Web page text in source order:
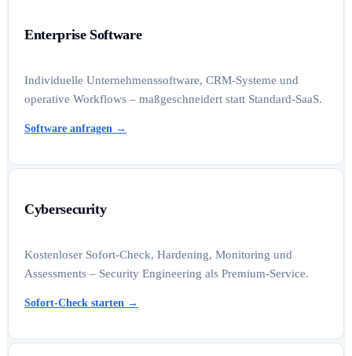
Enterprise Software
Individuelle Unternehmenssoftware, CRM-Systeme und
operative Workflows – maßgeschneidert statt Standard-SaaS.
Software anfragen →
Cybersecurity
Kostenloser Sofort-Check, Hardening, Monitoring und
Assessments – Security Engineering als Premium-Service.
Sofort-Check starten →